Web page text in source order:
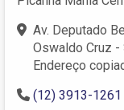
Av. Deputado
Oswaldo Cruz
Endereço
(12) 3913-1261